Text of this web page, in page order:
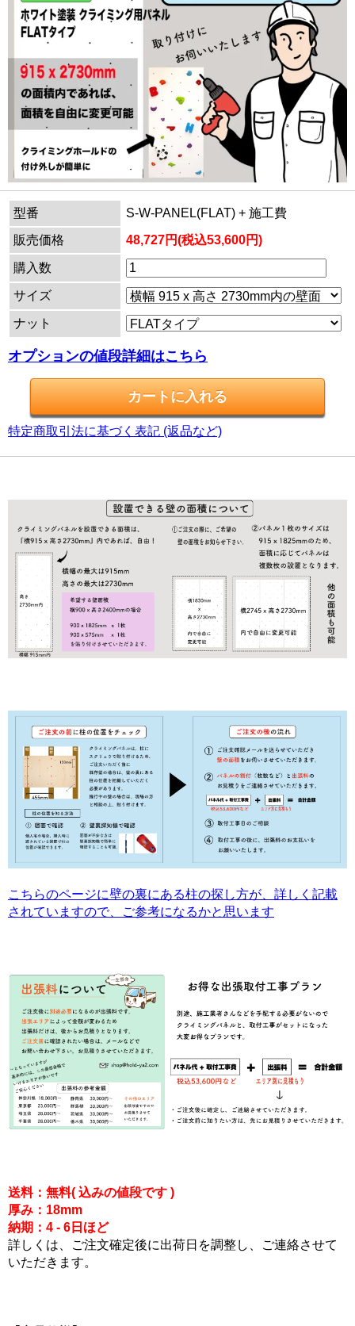
型番
S-W-PANEL(FLAT) + 施工費
販売価格
48,727円(税込53,600円)
購入数
サイズ
ナット
オプションの値段詳細はこちら
特定商取引法に基づく表記 (返品など)
こちらのページに壁の裏にある柱の探し方が、詳しく記載
されていますので、ご参考になるかと思います
送料：無料( 込みの値段です )
厚み：18mm
納期：4 - 6日ほど
詳しくは、ご注文確定後に出荷日を調整し、ご連絡させて
いただきます。